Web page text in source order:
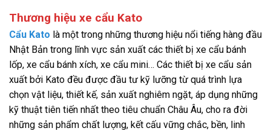
Thương hiệu xe cẩu Kato
Cẩu Kato là một trong những thương hiệu nổi tiếng hàng đầu
Nhật Bản trong lĩnh vực sản xuất các thiết bị xe cẩu bánh
lốp, xe cẩu bánh xích, xe cẩu mini… Các thiết bị xe cẩu sản
xuất bởi Kato đều được đầu tư kỹ lưỡng từ quá trình lựa
chọn vật liệu, thiết kế, sản xuất nghiêm ngặt, áp dụng những
kỹ thuật tiên tiến nhất theo tiêu chuẩn Châu Âu, cho ra đời
những sản phẩm chất lượng, kết cấu vững chắc, bền, linh